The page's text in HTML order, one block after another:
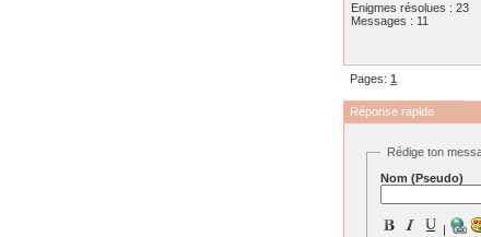
Enigmes résolues : 23
Messages : 11
Pages: 1
Réponse rapide
Rédige ton
Nom (Pseudo)
|